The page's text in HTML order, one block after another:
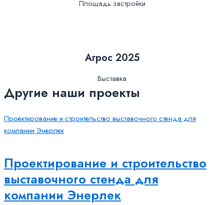
Площадь застройки
Агрос 2025
Выставка
Другие наши проекты
Проектирование и строительство выставочного стенда для
компании Энерлек
Проектирование и строительство
выставочного стенда для
компании Энерлек